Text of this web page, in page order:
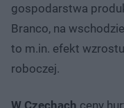
gospodarstwa
Branco, na
to m.in. efekt
roboczej.
W Czechach ceny